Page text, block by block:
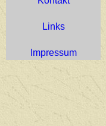
Links
Impressum